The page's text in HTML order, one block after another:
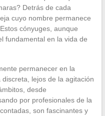
Detrás de cada
cuyo nombre permanece
cónyuges, aunque
fundamental en la vida de
permanecer en la
lejos de la agitación
desde
por profesionales de la
son fascinantes y